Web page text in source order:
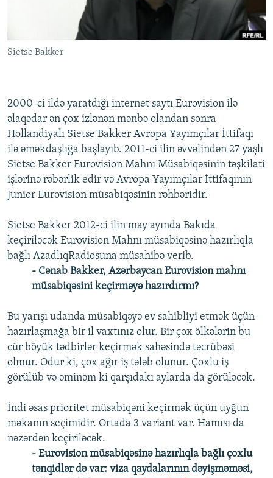
İZ - MƏDƏNIYYƏT PROQRAMI
MATERIALLARIMIZDAN ISTIFADƏ
AZADLIQRADIOSU MOBIL TELEFONUNUZDA
BIZIMLƏ ƏLAQƏ
RFE/RL-in bütün saytları
Sietse Bakker
2000-ci ildə yaratdığı internet saytı Eurovision ilə
əlaqədar ən çox izlənən mənbə olandan sonra
Hollandiyalı Sietse Bakker Avropa Yayımçılar İttifaqı
ilə əməkdaşlığa başlayıb. 2011-ci ilin əvvəlindən 27 yaşlı
Sietse Bakker Eurovision Mahnı Müsabiqəsinin təşkilati
işlərinə rəbərlik edir və Avropa Yayımçılar İttifaqının
Junior Eurovision müsabiqəsinin rəhbəridir.
Sietse Bakker 2012-ci ilin may ayında Bakıda
keçiriləcək Eurovision Mahnı müsabiqəsinə hazırlıqla
bağlı AzadlıqRadiosuna müsahibə verib.
- Cənab Bakker, Azərbaycan Eurovision mahnı
müsabiqəsini keçirməyə hazırdırmı?
Bu yarışı udanda müsabiqəyə ev sahibliyi etmək üçün
hazırlaşmağa bir il vaxtınız olur. Bir çox ölkələrin bu
cür böyük tədbirlər keçirmək sahəsində təcrübəsi
olmur. Odur ki, çox ağır iş tələb olunur. Çoxlu iş
görülüb və əminəm ki qarşıdakı aylarda da görüləcək.
İndi əsas prioritet müsabiqəni keçirmək üçün uyğun
məkanın seçimidir. Ortada 3 variant var. Hamısı da
nəzərdən keçiriləcək.
- Eurovision müsabiqəsinə hazırlıqla bağlı çoxlu
tənqidlər də var: viza qaydalarının dəyişməməsi,